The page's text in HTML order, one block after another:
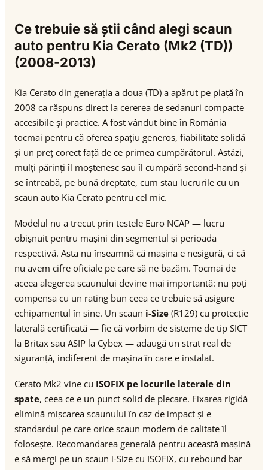
Ce trebuie să știi când alegi scaun
auto pentru Kia Cerato (Mk2 (TD))
(2008-2013)
Kia Cerato din generația a doua (TD) a apărut pe piață în
2008 ca răspuns direct la cererea de sedanuri compacte
accesibile și practice. A fost vândut bine în România
tocmai pentru că oferea spațiu generos, fiabilitate solidă
și un preț corect față de ce primea cumpărătorul. Astăzi,
mulți părinți îl moștenesc sau îl cumpără second-hand și
se întreabă, pe bună dreptate, cum stau lucrurile cu un
scaun auto Kia Cerato pentru cel mic.
Modelul nu a trecut prin testele Euro NCAP — lucru
obișnuit pentru mașini din segmentul și perioada
respectivă. Asta nu înseamnă că mașina e nesigură, ci că
nu avem cifre oficiale pe care să ne bazăm. Tocmai de
aceea alegerea scaunului devine mai importantă: nu poți
compensa cu un rating bun ceea ce trebuie să asigure
echipamentul în sine. Un scaun i-Size (R129) cu protecție
laterală certificată — fie că vorbim de sisteme de tip SICT
la Britax sau ASIP la Cybex — adaugă un strat real de
siguranță, indiferent de mașina în care e instalat.
Cerato Mk2 vine cu ISOFIX pe locurile laterale din
spate, ceea ce e un punct solid de plecare. Fixarea rigidă
elimină mișcarea scaunului în caz de impact și e
standardul pe care orice scaun modern de calitate îl
folosește. Recomandarea generală pentru această mașină
e să mergi pe un scaun i-Size cu ISOFIX, cu rebound bar